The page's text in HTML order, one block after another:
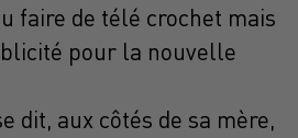
faire de télé crochet mais
pour la nouvelle
dit, aux côtés de sa mère,